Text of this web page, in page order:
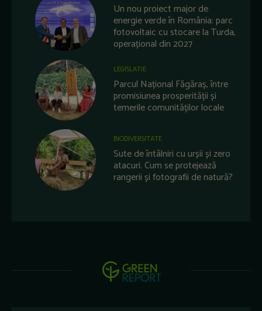
Un nou proiect major de
energie verde în România: parc
fotovoltaic cu stocare la Turda,
operațional din 2027
LEGISLATIE
Parcul Național Făgăraș, între
promisiunea prosperității și
temerile comunităților locale
BIODIVERSITATE
Sute de întâlniri cu urșii și zero
atacuri. Cum se protejează
rangerii și fotografii de natură?